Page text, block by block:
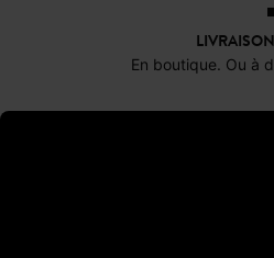
En boutique. Ou à